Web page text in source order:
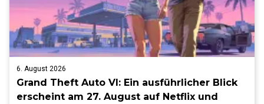
6. August 2026
Grand Theft Auto VI: Ein ausführlicher Blick
erscheint am 27. August auf Netflix und